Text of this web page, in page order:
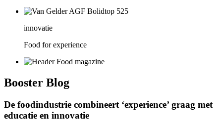
innovatie
Food for experience
Booster Blog
De foodindustrie combineert ‘experience’ graag met
educatie en innovatie